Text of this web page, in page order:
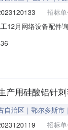
招标单
12月网络设备配件
接收单位：国家能
产用硅酸铝针
自治区｜鄂尔多斯市
招标单